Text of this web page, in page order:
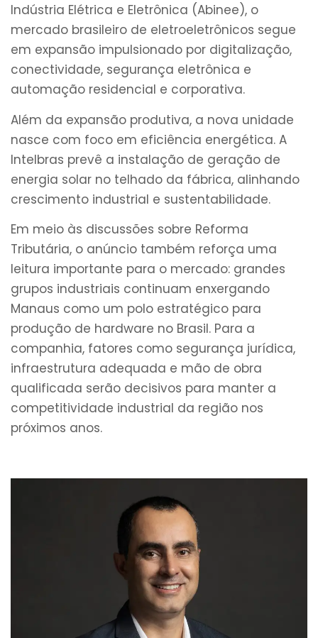
Indústria Elétrica e Eletrônica (Abinee), o
mercado brasileiro de eletroeletrônicos segue
em expansão impulsionado por digitalização,
conectividade, segurança eletrônica e
automação residencial e corporativa.
Além da expansão produtiva, a nova unidade
nasce com foco em eficiência energética. A
Intelbras prevê a instalação de geração de
energia solar no telhado da fábrica, alinhando
crescimento industrial e sustentabilidade.
Em meio às discussões sobre Reforma
Tributária, o anúncio também reforça uma
leitura importante para o mercado: grandes
grupos industriais continuam enxergando
Manaus como um polo estratégico para
produção de hardware no Brasil. Para a
companhia, fatores como segurança jurídica,
infraestrutura adequada e mão de obra
qualificada serão decisivos para manter a
competitividade industrial da região nos
próximos anos.